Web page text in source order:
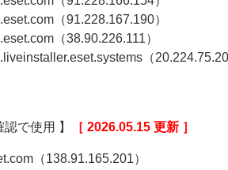
（91.228.167.190）
（38.90.226.111）
（
認で使用 】 ［ 2026.05.15 更新 ］
（138.91.165.201）